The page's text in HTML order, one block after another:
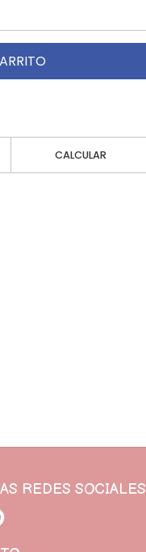
CALCULAR
REDES SOCIALES